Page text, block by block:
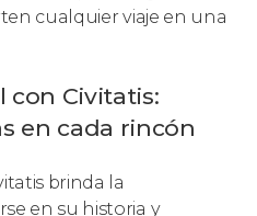
cualquier viaje en una
con Civitatis:
en cada rincón
brinda la
en su historia y